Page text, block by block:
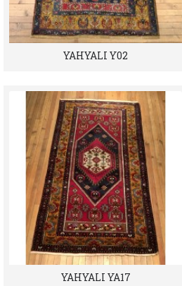
YAHYALI Y02
YAHYALI YA17